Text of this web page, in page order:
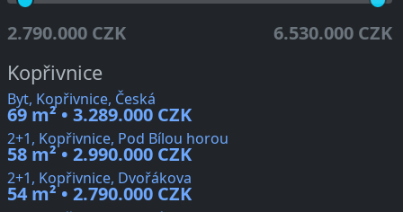
2.790.000 CZK 6.530.000 CZK
Kopřivnice
Byt, Kopřivnice, Česká
69 m² • 3.289.000 CZK
2+1, Kopřivnice, Pod Bílou horou
58 m² • 2.990.000 CZK
2+1, Kopřivnice, Dvořákova
54 m² • 2.790.000 CZK